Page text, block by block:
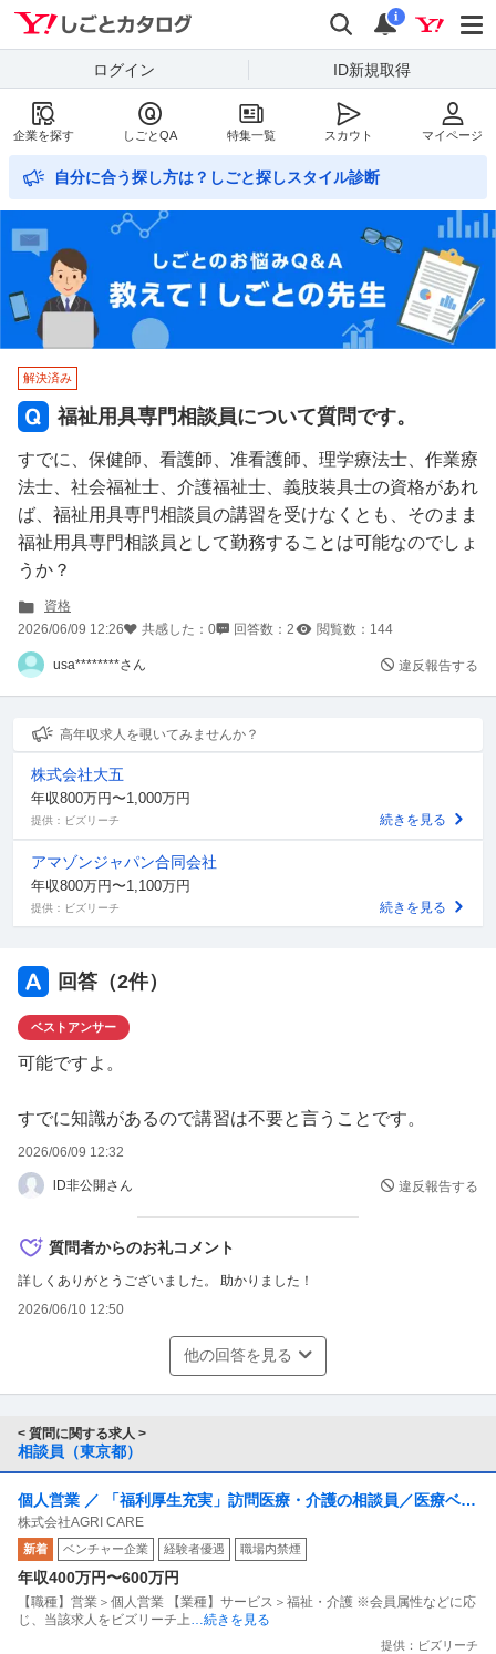
Yahoo!しごとカタログ
検索
通知
i
ログイン ID新規取得
企業を探す しごとQA 特集一覧 スカウト マイページ
自分に合う探し方は？しごと探しスタイル診断
解決済み
福祉用具専門相談員について質問です。
すでに、保健師、看護師、准看護師、理学療法士、作業療
法士、社会福祉士、介護福祉士、義肢装具士の資格があれ
ば、福祉用具専門相談員の講習を受けなくとも、そのまま
福祉用具専門相談員として勤務することは可能なのでしょ
うか？
資格
2026/06/09 12:26
共感した： 0 回答数： 2 閲覧数： 144
usa********さん 違反報告する
高年収求人を覗いてみませんか？
株式会社大五
年収800万円〜1,000万円
提供：ビズリーチ 続きを見る
アマゾンジャパン合同会社
年収800万円〜1,100万円
提供：ビズリーチ 続きを見る
回答（2件）
ベストアンサー
可能ですよ。
すでに知識があるので講習は不要と言うことです。
2026/06/09 12:32
lD非公開さん 違反報告する
質問者からのお礼コメント
詳しくありがとうございました。 助かりました！
2026/06/10 12:50
他の回答を見る
< 質問に関する求人 >
相談員（東京都）
個人営業 ／ 「福利厚生充実」訪問医療・介護の相談員／医療ベン
チャー企業
株式会社AGRI CARE
新着 ベンチャー企業 経験者優遇 職場内禁煙
年収400万円〜600万円
【職種】営業＞個人営業 【業種】サービス＞福祉・介護 ※会員属性などに応
じ、当該求人をビズリーチ上…続きを見る
提供：ビズリーチ